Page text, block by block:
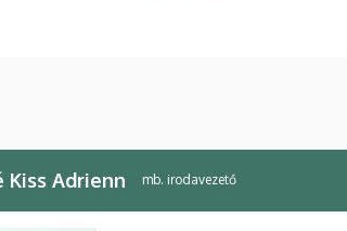
Kiss Adrienn mb. irodavezető